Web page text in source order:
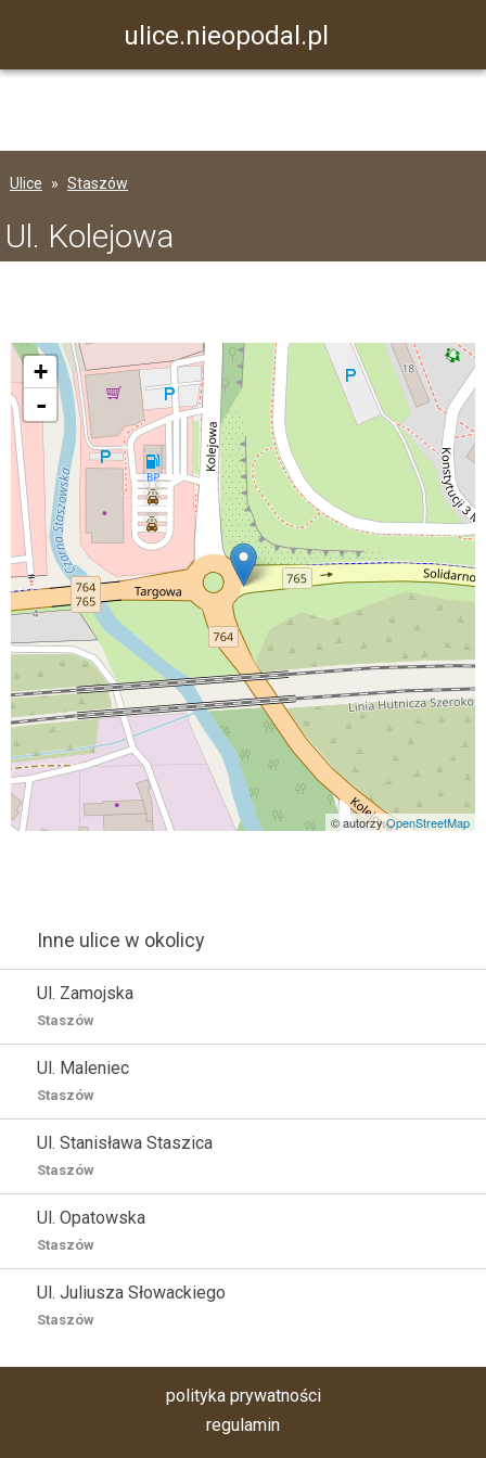
ulice.nieopodal.pl
Ulice Staszów
Ul. Kolejowa
+
-
© autorzyOpenStreetMap
Inne ulice w okolicy
Ul. Zamojska
Staszów
Ul. Maleniec
Staszów
Ul. Stanisława Staszica
Staszów
Ul. Opatowska
Staszów
Ul. Juliusza Słowackiego
Staszów
polityka prywatności
regulamin